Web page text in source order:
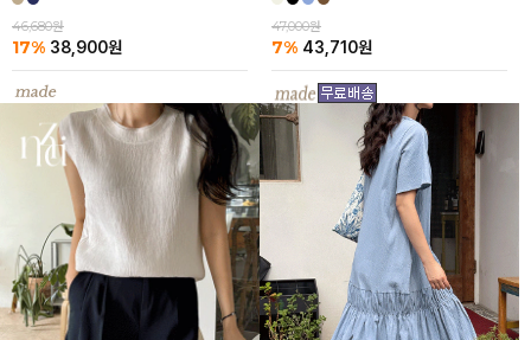
46,680원
17% 38,900원
47,000원
7% 43,710원